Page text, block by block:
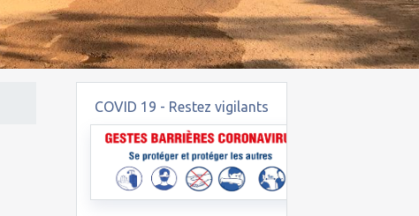
COVID 19 - Restez vigilants